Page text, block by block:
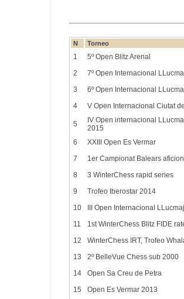
N Torneo
1
5º Open Blitz Arenal
2
7º Open Internacional
3
6º Open Internacional
4
V Open Internacional Ciutat
5
IV Open internacional
2015
6
XXIII Open Es Vermar
7
1er Campionat Balears
8
3 WinterChess rapid series
9
Trofeo Iberostar 2014
10
III Open Internacional
11
1st WinterChess Blitz FIDE
12
WinterChess IRT, Trofeo
13
2º BelleVue Chess sub 2000
14
Open Sa Creu de Petra
15
Open Es Vermar 2013